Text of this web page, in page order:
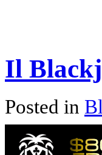
Il
Posted in